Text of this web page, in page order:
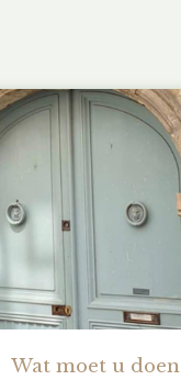
Wat moet u doen